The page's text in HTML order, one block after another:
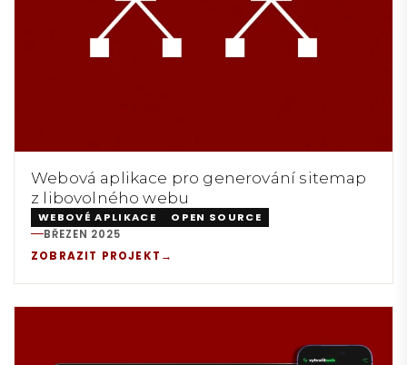
Webová aplikace pro generování sitemap
z libovolného webu
WEBOVÉ APLIKACE
OPEN SOURCE
REALIZACE:
BŘEZEN 2025
ZOBRAZIT PROJEKT →